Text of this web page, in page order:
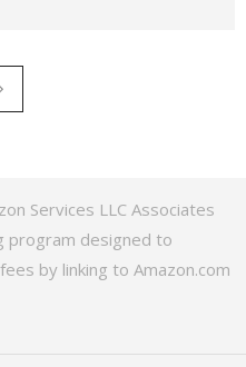
Services LLC Associates
program designed to
by linking to Amazon.com